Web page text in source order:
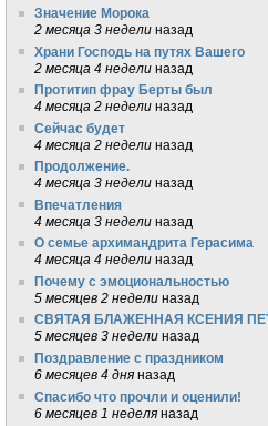
Значение Морока
2 месяца 3 недели назад
Храни Господь на путях Вашего
2 месяца 4 недели назад
Протитип фрау Берты был
4 месяца 2 недели назад
Сейчас будет
4 месяца 2 недели назад
Продолжение.
4 месяца 3 недели назад
Впечатления
4 месяца 3 недели назад
О семье архимандрита Герасима
4 месяца 4 недели назад
Почему с эмоциональностью
5 месяцев 2 недели назад
СВЯТАЯ БЛАЖЕННАЯ КСЕНИЯ
5 месяцев 3 недели назад
Поздравление с праздником
6 месяцев 4 дня назад
Спасибо что прочли и оценили!
6 месяцев 1 неделя назад